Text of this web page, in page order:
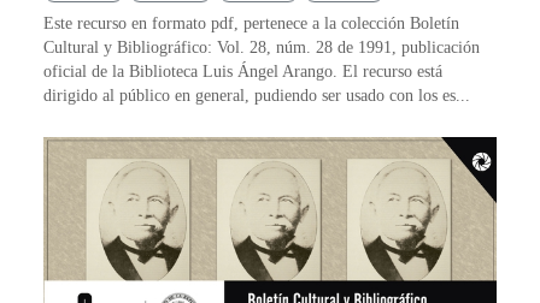
Este recurso en formato pdf, pertenece a la colección Boletín
Cultural y Bibliográfico: Vol. 28, núm. 28 de 1991, publicación
oficial de la Biblioteca Luis Ángel Arango. El recurso está
dirigido al público en general, pudiendo ser usado con los es...